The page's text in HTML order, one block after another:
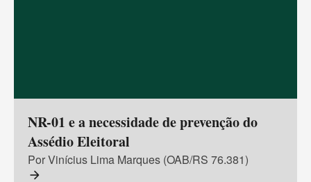
NR-01 e a necessidade de prevenção do
Assédio Eleitoral
Por Vinícius Lima Marques (OAB/RS 76.381)
arrow_forward